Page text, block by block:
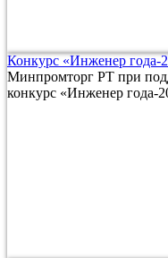
Конкурс «Инженер года-
Минпромторг РТ при
конкурс «Инженер года-